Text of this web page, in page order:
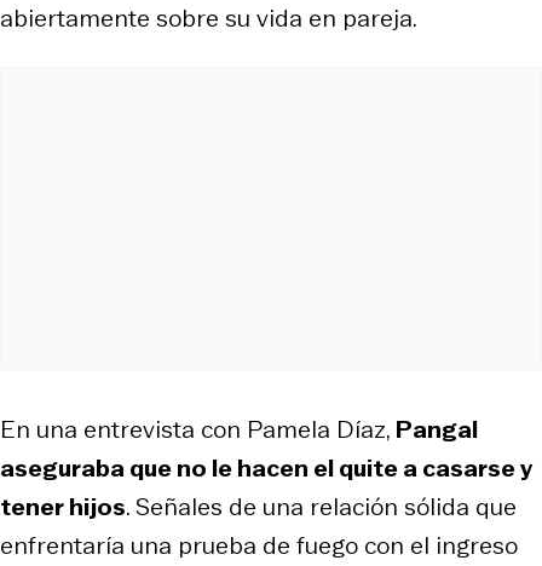
abiertamente sobre su vida en pareja.
En una entrevista con Pamela Díaz, Pangal
aseguraba que no le hacen el quite a casarse y
tener hijos. Señales de una relación sólida que
enfrentaría una prueba de fuego con el ingreso